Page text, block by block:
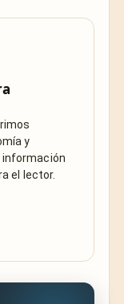
y
información
el lector.